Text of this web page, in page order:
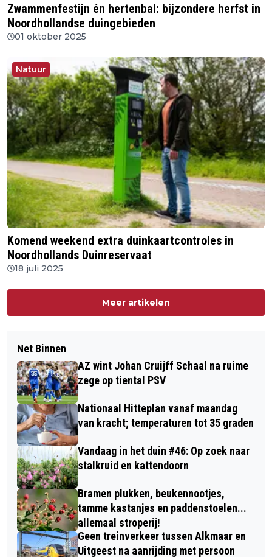
Zwammenfestijn én hertenbal: bijzondere herfst in
Noordhollandse duingebieden
01 oktober 2025
Natuur
Komend weekend extra duinkaartcontroles in
Noordhollands Duinreservaat
18 juli 2025
Meer artikelen
Net Binnen
AZ wint Johan Cruijff Schaal na ruime
zege op tiental PSV
Nationaal Hitteplan vanaf maandag
van kracht; temperaturen tot 35 graden
Vandaag in het duin #46: Op zoek naar
stalkruid en kattendoorn
Bramen plukken, beukennootjes,
tamme kastanjes en paddenstoelen...
allemaal stroperij!
Geen treinverkeer tussen Alkmaar en
Uitgeest na aanrijding met persoon